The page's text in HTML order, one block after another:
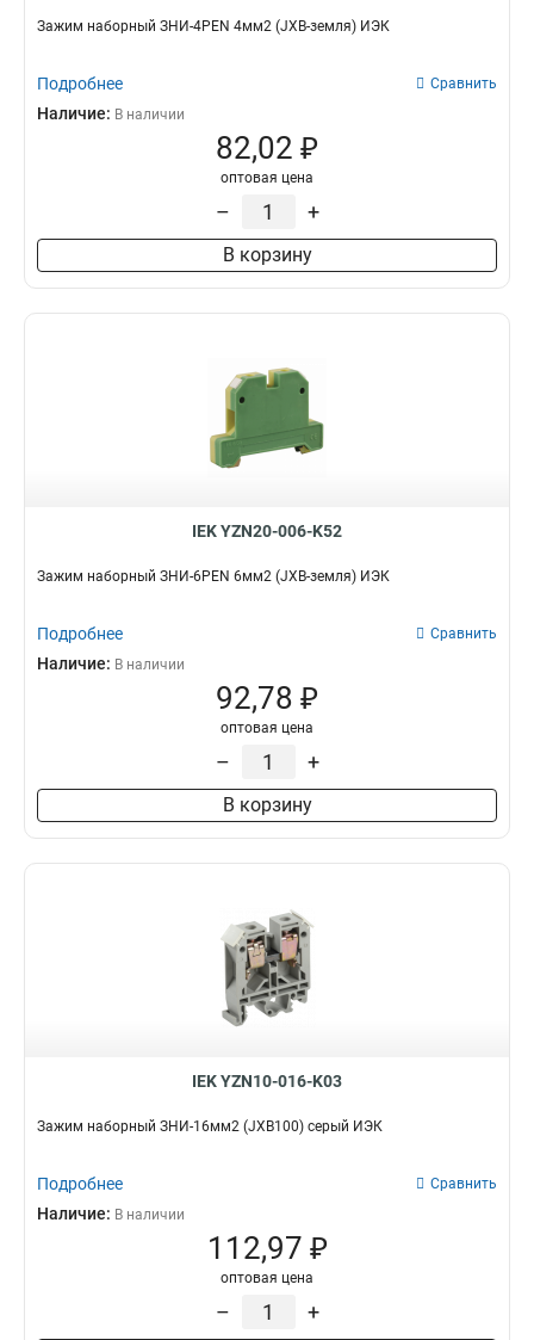
Зажим наборный ЗНИ-4PEN 4мм2 (JXB-земля) ИЭК
Подробнее Сравнить
Наличие: В наличии
82,02 ₽
оптовая цена
– +
В корзину
IEK YZN20-006-K52
Зажим наборный ЗНИ-6PEN 6мм2 (JXB-земля) ИЭК
Подробнее Сравнить
Наличие: В наличии
92,78 ₽
оптовая цена
– +
В корзину
IEK YZN10-016-K03
Зажим наборный ЗНИ-16мм2 (JXB100) серый ИЭК
Подробнее Сравнить
Наличие: В наличии
112,97 ₽
оптовая цена
– +